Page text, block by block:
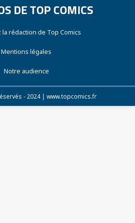
DE TOP COMICS
la rédaction de Top Comics
Mentions légales
Notre audience
- 2024 | www.topcomics.fr